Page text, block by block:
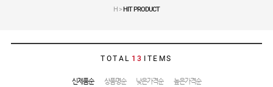
H >HIT PRODUCT
TOTAL 13 ITEMS
신제품순 상품명순 낮은가격순 높은가격순